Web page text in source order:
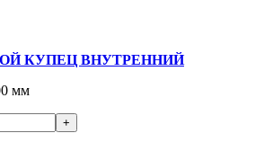
КУПЕЦ ВНУТРЕННИЙ
мм